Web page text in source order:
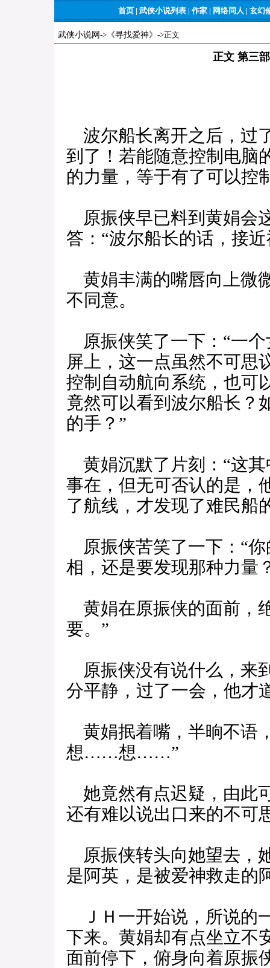
首页 | 武侠小说列表 | 作家 | 网络同人 | 玄幻
武侠小说网 -> 《寻找爱神》 ->正文
正文 第三
波尔船长离开之后，过
到了！若能随意控制电脑
的力量，等于有了可以控
原振侠早已料到黄娟会
答：“波尔船长的话，接
黄娟丰满的嘴唇向上微
不同意。
原振侠笑了一下：“一
屏上，这一点虽然不可思
控制自动航向系统，也可
竟然可以看到波尔船长？
的手？”
黄娟沉默了片刻：“这
事在，但无可否认的是，
了航线，才发现了难民船
原振侠苦笑了一下：“
相，还是要发现那种力量
黄娟在原振侠的面前，
要。”
原振侠没有说什么，来
分平静，过了一会，他
黄娟抿着嘴，半晌不语
想……想……”
她竟然有点迟疑，由此
还有难以说出口来的不可
原振侠转头向她望去，
是阿英，是被爱神救走
ＪＨ一开始说，所说的
下来。黄娟却有点坐立不
面前停下，俯身向着原振